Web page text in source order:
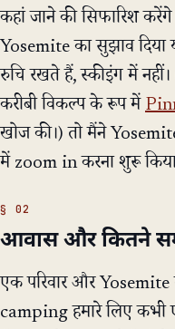
कहां जाने की सिफारिश
Yosemite का सुझाव
रुचि रखते हैं, स्कीइंग में
करीबी विकल्प के रूप में
खोज की।) तो मैंने
में zoom in करना शुरू
आवास और कितने
एक परिवार और
camping हमारे लिए कभी